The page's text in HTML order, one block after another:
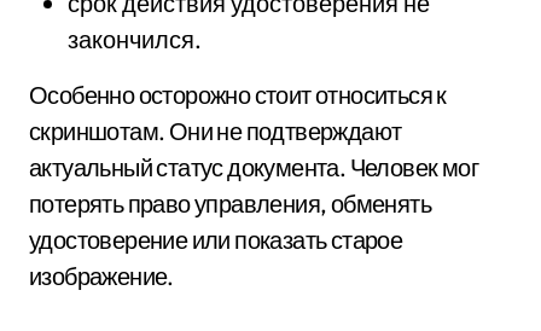
закончился.
Особенно осторожно стоит относиться к
скриншотам. Они не подтверждают
актуальный статус документа. Человек мог
потерять право управления, обменять
удостоверение или показать старое
изображение.